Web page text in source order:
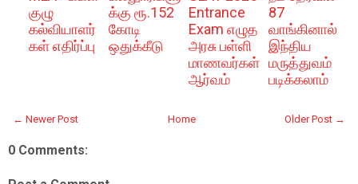
குழு
கல்வியாளர்
கள் எதிர்ப்பு
க்கு ரூ.152
கோடி
ஒதுக்கீடு
Entrance
Exam எழுத
அரசு பள்ளி
மாணவர்கள்
ஆர்வம்
87
வாங்கினால்
இந்திய
மருத்துவம்
படிக்கலாம்
← Newer Post Older Post →
Home
0 Comments: